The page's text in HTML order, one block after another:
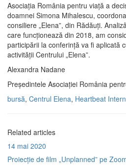
Asociația România pentru viață a
doamnei Simona Mihalescu,
consiliere „Elena”, din Rădăuți.
care funcționează din 2018, am
participării la conferință va fi aplicată
activității Centrului „Elena”.
Alexandra Nadane
Președintele Asociației România
bursă, Centrul Elena, Heartbeat
Related articles
14 mai 2020
Proiecție de film „Unplanned” pe